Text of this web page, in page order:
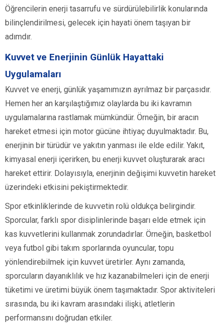
Öğrencilerin enerji tasarrufu ve sürdürülebilirlik konularında
bilinçlendirilmesi, gelecek için hayati önem taşıyan bir
adımdır.
Kuvvet ve Enerjinin Günlük Hayattaki
Uygulamaları
Kuvvet ve enerji, günlük yaşamımızın ayrılmaz bir parçasıdır.
Hemen her an karşılaştığımız olaylarda bu iki kavramın
uygulamalarına rastlamak mümkündür. Örneğin, bir aracın
hareket etmesi için motor gücüne ihtiyaç duyulmaktadır. Bu,
enerjinin bir türüdür ve yakıtın yanması ile elde edilir. Yakıt,
kimyasal enerji içerirken, bu enerji kuvvet oluşturarak aracı
hareket ettirir. Dolayısıyla, enerjinin değişimi kuvvetin hareket
üzerindeki etkisini pekiştirmektedir.
Spor etkinliklerinde de kuvvetin rolü oldukça belirgindir.
Sporcular, farklı spor disiplinlerinde başarı elde etmek için
kas kuvvetlerini kullanmak zorundadırlar. Örneğin, basketbol
veya futbol gibi takım sporlarında oyuncular, topu
yönlendirebilmek için kuvvet üretirler. Aynı zamanda,
sporcuların dayanıklılık ve hız kazanabilmeleri için de enerji
tüketimi ve üretimi büyük önem taşımaktadır. Spor aktiviteleri
sırasında, bu iki kavram arasındaki ilişki, atletlerin
performansını doğrudan etkiler.